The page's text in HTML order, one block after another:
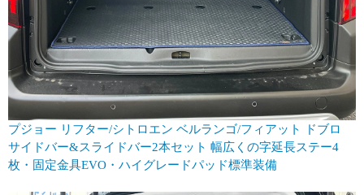
プジョー リフター/シトロエン ベルランゴ/フィアット ドブロ
サイドバー&スライドバー2本セット 幅広くの字延長ステー4
枚・固定金具EVO・ハイグレードパッド標準装備